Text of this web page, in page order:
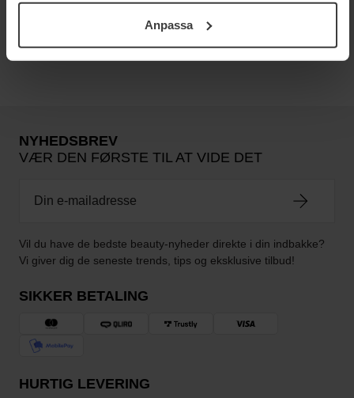
Anpassa
NYHEDSBREV
VÆR DEN FØRSTE TIL AT VIDE DET
Vil du have de bedste beauty-nyheder direkte i din indbakke?
Vi giver dig de seneste trends, tips og eksklusive tilbud!
SIKKER BETALING
HURTIG LEVERING